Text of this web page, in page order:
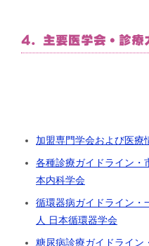
4. 主要医学会・診療
加盟専門学会および医療
各種診療ガイドライン・
本内科学会
循環器病ガイドライン・
人 日本循環器学会
糖尿病診療ガイドライン